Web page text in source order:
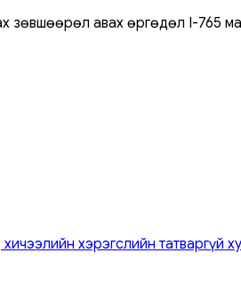
авах өргөдөл I-765
хэрэгслийн татваргүй